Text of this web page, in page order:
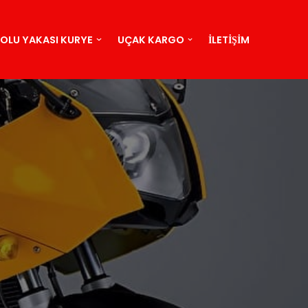
YAKASI KURYE UÇAK KARGO İLETIŞIM